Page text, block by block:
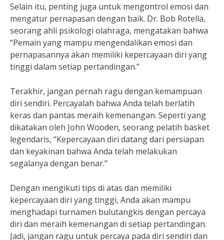
Selain itu, penting juga untuk mengontrol emosi dan
mengatur pernapasan dengan baik. Dr. Bob Rotella,
seorang ahli psikologi olahraga, mengatakan bahwa
“Pemain yang mampu mengendalikan emosi dan
pernapasannya akan memiliki kepercayaan diri yang
tinggi dalam setiap pertandingan.”
Terakhir, jangan pernah ragu dengan kemampuan
diri sendiri. Percayalah bahwa Anda telah berlatih
keras dan pantas meraih kemenangan. Seperti yang
dikatakan oleh John Wooden, seorang pelatih basket
legendaris, “Kepercayaan diri datang dari persiapan
dan keyakinan bahwa Anda telah melakukan
segalanya dengan benar.”
Dengan mengikuti tips di atas dan memiliki
kepercayaan diri yang tinggi, Anda akan mampu
menghadapi turnamen bulutangkis dengan percaya
diri dan meraih kemenangan di setiap pertandingan.
Jadi, jangan ragu untuk percaya pada diri sendiri dan